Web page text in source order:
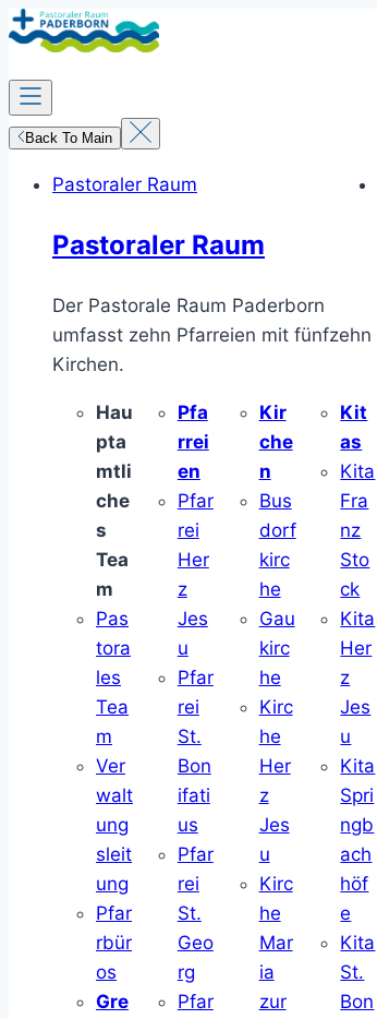
Zum
Inhalt
springen
Back To Main
Pastoraler Raum
Pastoraler Raum
Der Pastorale Raum Paderborn
umfasst zehn Pfarreien mit fünfzehn
Kirchen.
Hau
pta
mtli
che
s
Tea
m
Pas
tora
les
Tea
m
Ver
walt
ung
sleit
ung
Pfar
rbür
os
Gre
Pfa
rrei
en
Pfar
rei
Her
z
Jes
u
Pfar
rei
St.
Bon
ifati
us
Pfar
rei
St.
Geo
rg
Pfar
Kir
che
n
Bus
dorf
kirc
he
Gau
kirc
he
Kirc
he
Her
z
Jes
u
Kirc
he
Mar
ia
zur
Kit
as
Kita
Fra
nz
Sto
ck
Kita
Her
z
Jes
u
Kita
Spri
ngb
ach
höf
e
Kita
St.
Bon